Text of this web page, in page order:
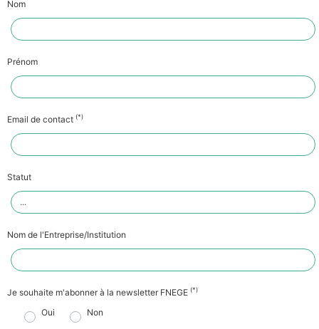
Nom
Prénom
Email de contact (*)
Statut
Nom de l'Entreprise/Institution
Je souhaite m'abonner à la newsletter FNEGE (*)
Oui Non